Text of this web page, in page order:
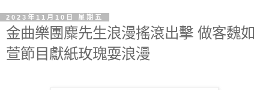
2023年11月10日 星期五
金曲樂團麋先生浪漫搖滾出擊 做客魏如
萱節目獻紙玫瑰耍浪漫